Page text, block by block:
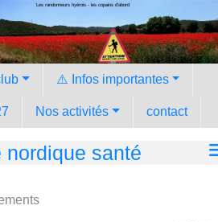
Les randonneurs hyèrois - les copains d'abord
⚠️ Infos importantes
Nos activités contact
nordique santé